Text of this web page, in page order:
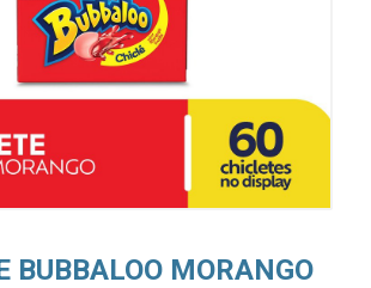
BUBBALOO MORANGO